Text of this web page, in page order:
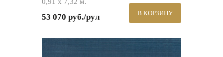
53 070 руб./рул В КОРЗИНУ